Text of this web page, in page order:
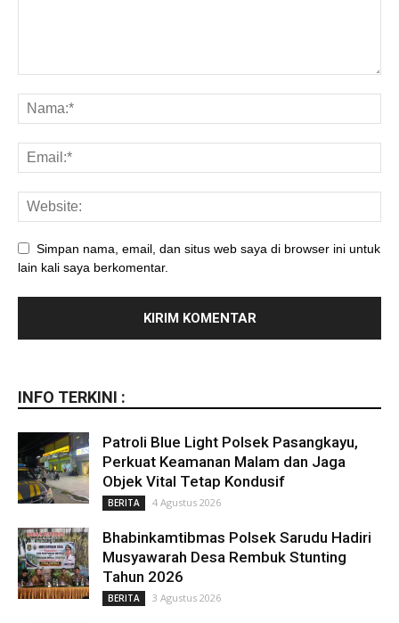
Simpan nama, email, dan situs web saya di browser ini untuk
lain kali saya berkomentar.
INFO TERKINI :
Patroli Blue Light Polsek Pasangkayu,
Perkuat Keamanan Malam dan Jaga
Objek Vital Tetap Kondusif
BERITA 4 Agustus 2026
Bhabinkamtibmas Polsek Sarudu Hadiri
Musyawarah Desa Rembuk Stunting
Tahun 2026
BERITA 3 Agustus 2026